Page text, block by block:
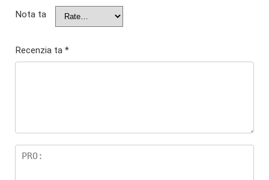
Nota ta
Recenzia ta *